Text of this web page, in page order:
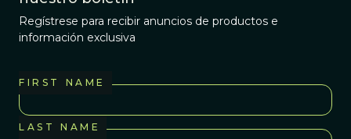
Regístrese para recibir anuncios de productos e
información exclusiva
FIRST NAME
LAST NAME